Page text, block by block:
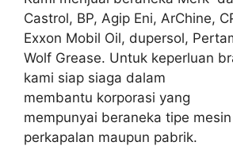
Castrol, BP, Agip Eni, ArChine,
Exxon Mobil Oil, dupersol,
Wolf Grease. Untuk keperluan
kami siap siaga dalam
membantu korporasi yang
mempunyai beraneka tipe
perkapalan maupun pabrik.